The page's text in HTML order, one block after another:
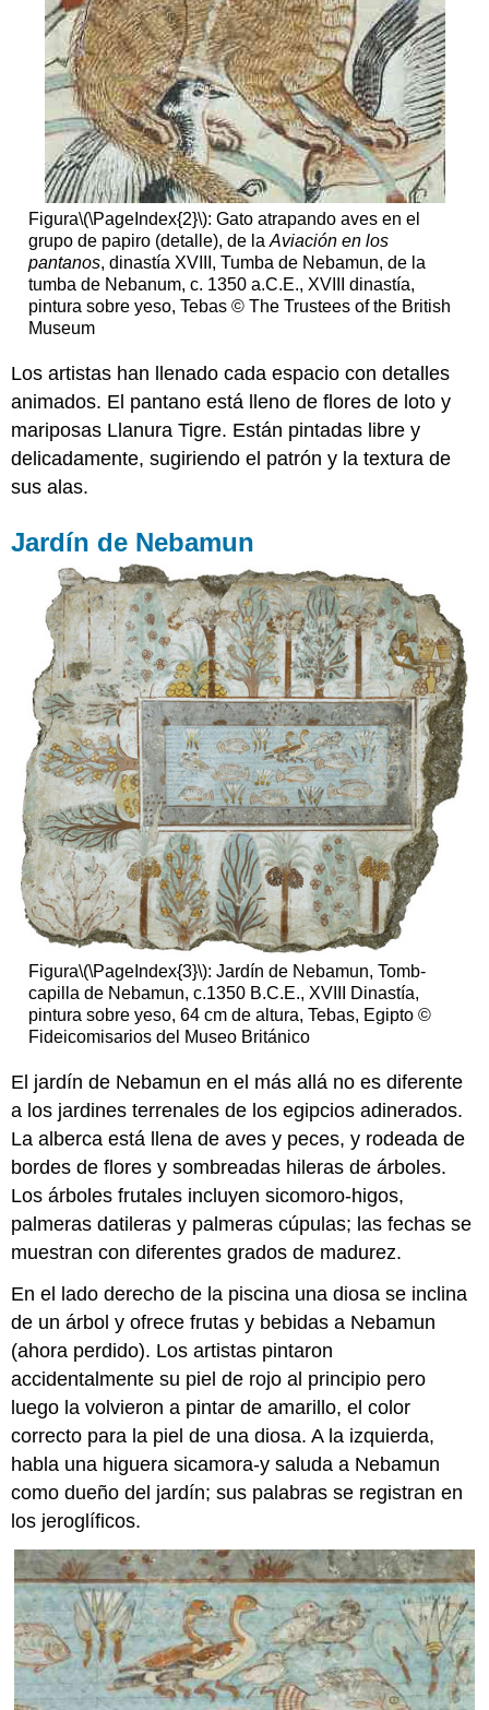
Figura\(\PageIndex{2}\): Gato atrapando aves en el
grupo de papiro (detalle), de la Aviación en los
pantanos, dinastía XVIII, Tumba de Nebamun, de la
tumba de Nebanum, c. 1350 a.C.E., XVIII dinastía,
pintura sobre yeso, Tebas © The Trustees of the British
Museum
Los artistas han llenado cada espacio con detalles
animados. El pantano está lleno de flores de loto y
mariposas Llanura Tigre. Están pintadas libre y
delicadamente, sugiriendo el patrón y la textura de
sus alas.
Jardín de Nebamun
Figura\(\PageIndex{3}\): Jardín de Nebamun, Tomb-
capilla de Nebamun, c.1350 B.C.E., XVIII Dinastía,
pintura sobre yeso, 64 cm de altura, Tebas, Egipto ©
Fideicomisarios del Museo Británico
El jardín de Nebamun en el más allá no es diferente
a los jardines terrenales de los egipcios adinerados.
La alberca está llena de aves y peces, y rodeada de
bordes de flores y sombreadas hileras de árboles.
Los árboles frutales incluyen sicomoro-higos,
palmeras datileras y palmeras cúpulas; las fechas se
muestran con diferentes grados de madurez.
En el lado derecho de la piscina una diosa se inclina
de un árbol y ofrece frutas y bebidas a Nebamun
(ahora perdido). Los artistas pintaron
accidentalmente su piel de rojo al principio pero
luego la volvieron a pintar de amarillo, el color
correcto para la piel de una diosa. A la izquierda,
habla una higuera sicamora-y saluda a Nebamun
como dueño del jardín; sus palabras se registran en
los jeroglíficos.